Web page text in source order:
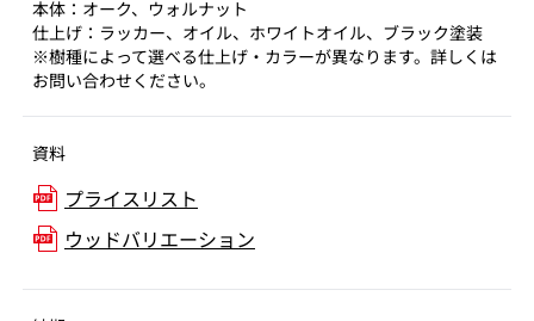
本体：オーク、ウォルナット
仕上げ：ラッカー、オイル、ホワイトオイル、ブラック塗装
※樹種によって選べる仕上げ・カラーが異なります。詳しくは
お問い合わせください。
資料
プライスリスト
ウッドバリエーション